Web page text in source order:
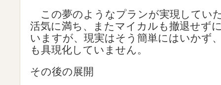
この夢のようなプランが実現してい
活気に満ち、またマイカルも撤退せず
いますが、現実はそう簡単にはいかず
も具現化していません。
その後の展開